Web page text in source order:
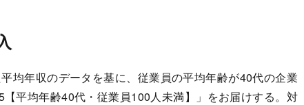
均年収のデータを基に、従業員の平均年齢が40代の企業
平均年齢40代・従業員100人未満】」をお届けする。対